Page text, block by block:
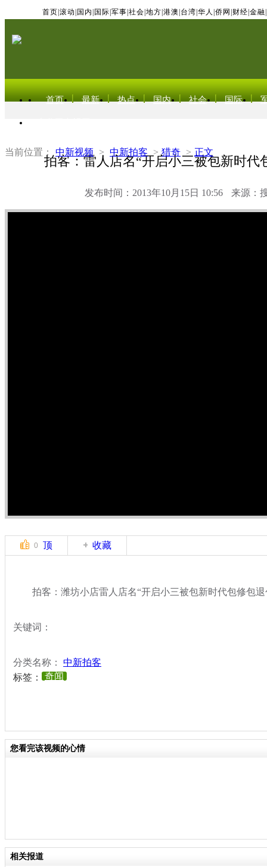
首页 滚动 国内 国际 军事 社会 地方 港澳 台湾 华人 侨网 财经 金融
首页 最新 热点 国内 社会 国际
当前位置： 中新视频 > 中新拍客 > 猎奇 > 正文
拍客：雷人店名“开启小三被包新时代
发布时间：2013年10月15日 10:56 来源：
0 顶 收藏
拍客：潍坊小店雷人店名“开启小三被包新时代包修包退
关键词：
分类名称： 中新拍客
标签：
奇闻
您看完该视频的心情
相关报道